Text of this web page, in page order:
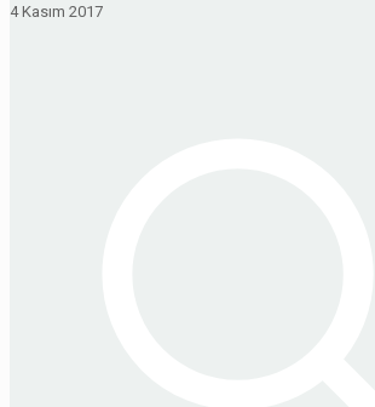
4 Kasım 2017